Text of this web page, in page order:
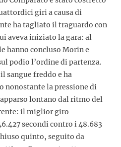
giri a causa di
ha tagliato il traguardo con
aveva iniziato la gara: al
hanno concluso Morin e
podio l’ordine di partenza.
sangue freddo e ha
nonostante la pressione di
lontano dal ritmo del
il miglior giro
secondi contro i 48.683
quinto, seguito da